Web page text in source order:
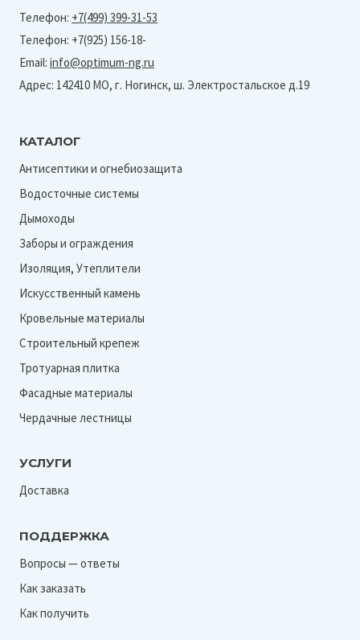
Телефон: +7(499) 399-31-53
Телефон: +7(925) 156-18-
Email: info@optimum-ng.ru
Адрес: 142410 МО, г. Ногинск, ш. Электростальское д.19
КАТАЛОГ
Антисептики и огнебиозащита
Водосточные системы
Дымоходы
Заборы и ограждения
Изоляция, Утеплители
Искусственный камень
Кровельные материалы
Строительный крепеж
Тротуарная плитка
Фасадные материалы
Чердачные лестницы
УСЛУГИ
Доставка
ПОДДЕРЖКА
Вопросы — ответы
Как заказать
Как получить